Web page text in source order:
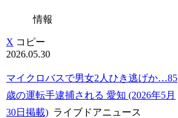
情報
X コピー
2026.05.30
マイクロバスで男女2人ひき逃げか…85
歳の運転手逮捕される 愛知 (2026年5月
30日掲載) ライブドアニュース